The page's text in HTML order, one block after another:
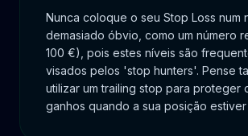
Nunca coloque o seu Stop Loss num
demasiado óbvio, como um número
100 €), pois estes níveis são
visados pelos 'stop hunters'. Pense
utilizar um trailing stop para proteger
ganhos quando a sua posição